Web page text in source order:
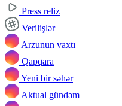
Press reliz
Verilişlər
Arzunun vaxtı
Qapqara
Yeni bir səhər
Aktual gündəm